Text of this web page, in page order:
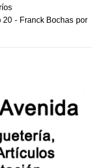
Bochas por